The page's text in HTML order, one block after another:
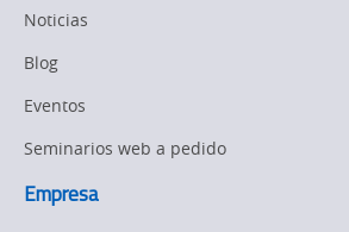
Noticias
Blog
Eventos
Seminarios web a pedido
Empresa